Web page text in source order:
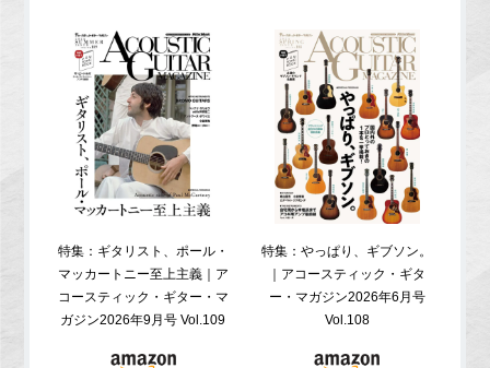
特集：ギタリスト、ポール・
マッカートニー至上主義｜ア
コースティック・ギター・マ
ガジン2026年9月号 Vol.109
特集：やっぱり、ギブソン。
｜アコースティック・ギタ
ー・マガジン2026年6月号
Vol.108